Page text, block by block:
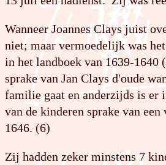
Wanneer Joannes Clays juist
niet; maar vermoedelijk was
in het landboek van 1639-1640
sprake van Jan Clays d'oude
familie gaat en anderzijds is er
van de kinderen sprake van
1646. (6)
Zij hadden zeker minstens 7